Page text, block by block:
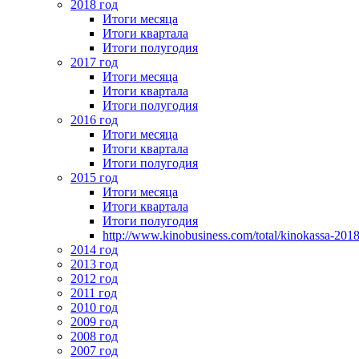
2018 год
Итоги месяца
Итоги квартала
Итоги полугодия
2017 год
Итоги месяца
Итоги квартала
Итоги полугодия
2016 год
Итоги месяца
Итоги квартала
Итоги полугодия
2015 год
Итоги месяца
Итоги квартала
Итоги полугодия
http://www.kinobusiness.com/total/kinokassa-
2014 год
2013 год
2012 год
2011 год
2010 год
2009 год
2008 год
2007 год